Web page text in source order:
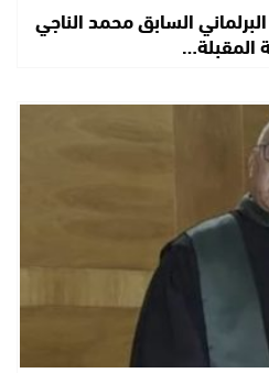
السابق محمد الناجي
المقبلة…